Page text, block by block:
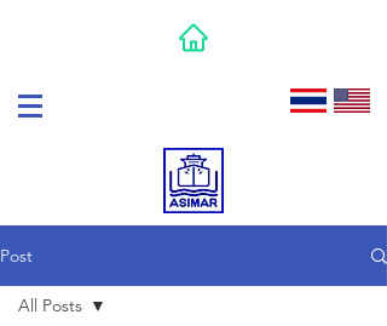
Post
All Posts